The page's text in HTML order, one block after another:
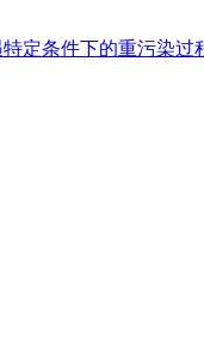
定条件下的重污染过